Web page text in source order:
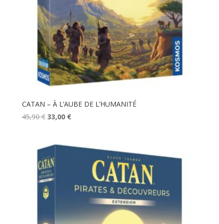
CATAN – À L’AUBE DE L’HUMANITÉ
45,90€ Le
était :
45,90 €.
33,00 €Le
est :
33,00 €.